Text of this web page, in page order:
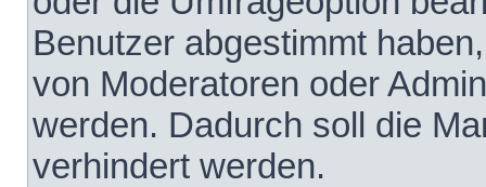
Benutzer abgestimmt
von Moderatoren oder
werden. Dadurch soll die
verhindert werden.